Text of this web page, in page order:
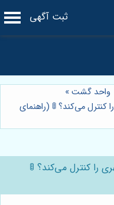
ثبت آگهی
واحد گشت»
می‌کند؟ 🚦 (راهنمای
را کنترل می‌کند؟ 🚦